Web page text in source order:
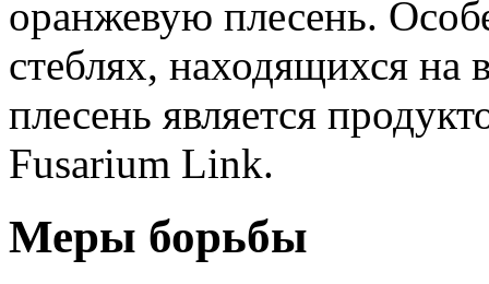
оранжевую плесень.
стеблях, находящихся на
плесень является
Fusarium Link.
Меры борьбы